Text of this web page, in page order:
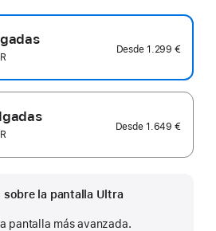
Desde 1.299 €
Desde 1.649 €
sobre la pantalla Ultra
pantalla más avanzada.